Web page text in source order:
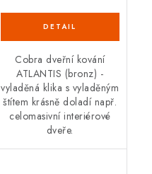
Cobra dveřní kování
ATLANTIS (bronz) -
vyladěná klika s vyladěným
štítem krásně doladí např.
celomasivní interiérové
dveře.